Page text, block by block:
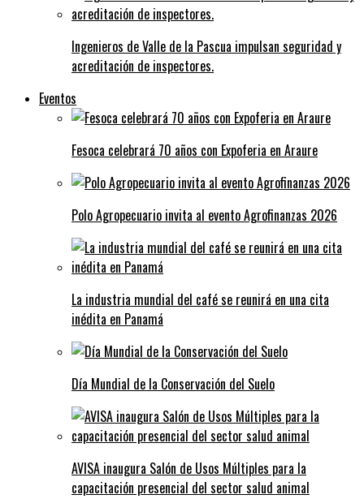
Ingenieros de Valle de la Pascua impulsan seguridad y
acreditación de inspectores.
Eventos
Fesoca celebrará 70 años con Expoferia en Araure
Polo Agropecuario invita al evento Agrofinanzas 2026
La industria mundial del café se reunirá en una cita
inédita en Panamá
Día Mundial de la Conservación del Suelo
AVISA inaugura Salón de Usos Múltiples para la
capacitación presencial del sector salud animal